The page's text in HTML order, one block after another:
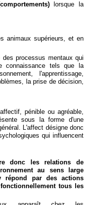
lorsque la
animaux supérieurs, et en
des processus mentaux qui
connaissance tels que la
l'apprentissage,
la prise de décision,
pénible ou agréable,
sous la forme d'une
L'affect désigne donc
qui influencent
donc les relations de
au sens large
répond par des actions
tous les